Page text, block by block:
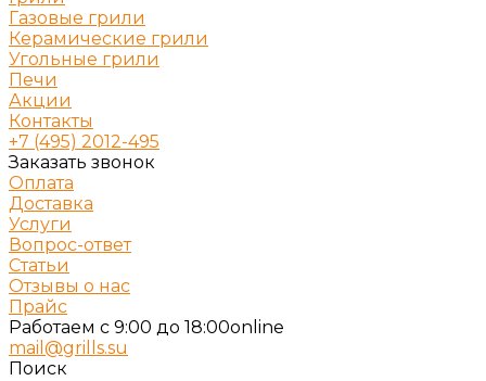
Газовые грили
Керамические грили
Угольные грили
Печи
Акции
Контакты
+7 (495) 2012-495
Заказать звонок
Оплата
Доставка
Услуги
Вопрос-ответ
Статьи
Отзывы о нас
Прайс
Работаем c 9:00 до 18:00online
mail@grills.su
Поиск